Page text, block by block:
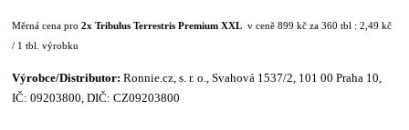
Měrná cena pro2x Tribulus Terrestris Premium XXL v ceně 899 kč za 360 tbl : 2,49 kč
/ 1 tbl. výrobku
Výrobce/Distributor: Ronnie.cz, s. r. o., Svahová 1537/2, 101 00 Praha 10,
IČ: 09203800, DIČ: CZ09203800